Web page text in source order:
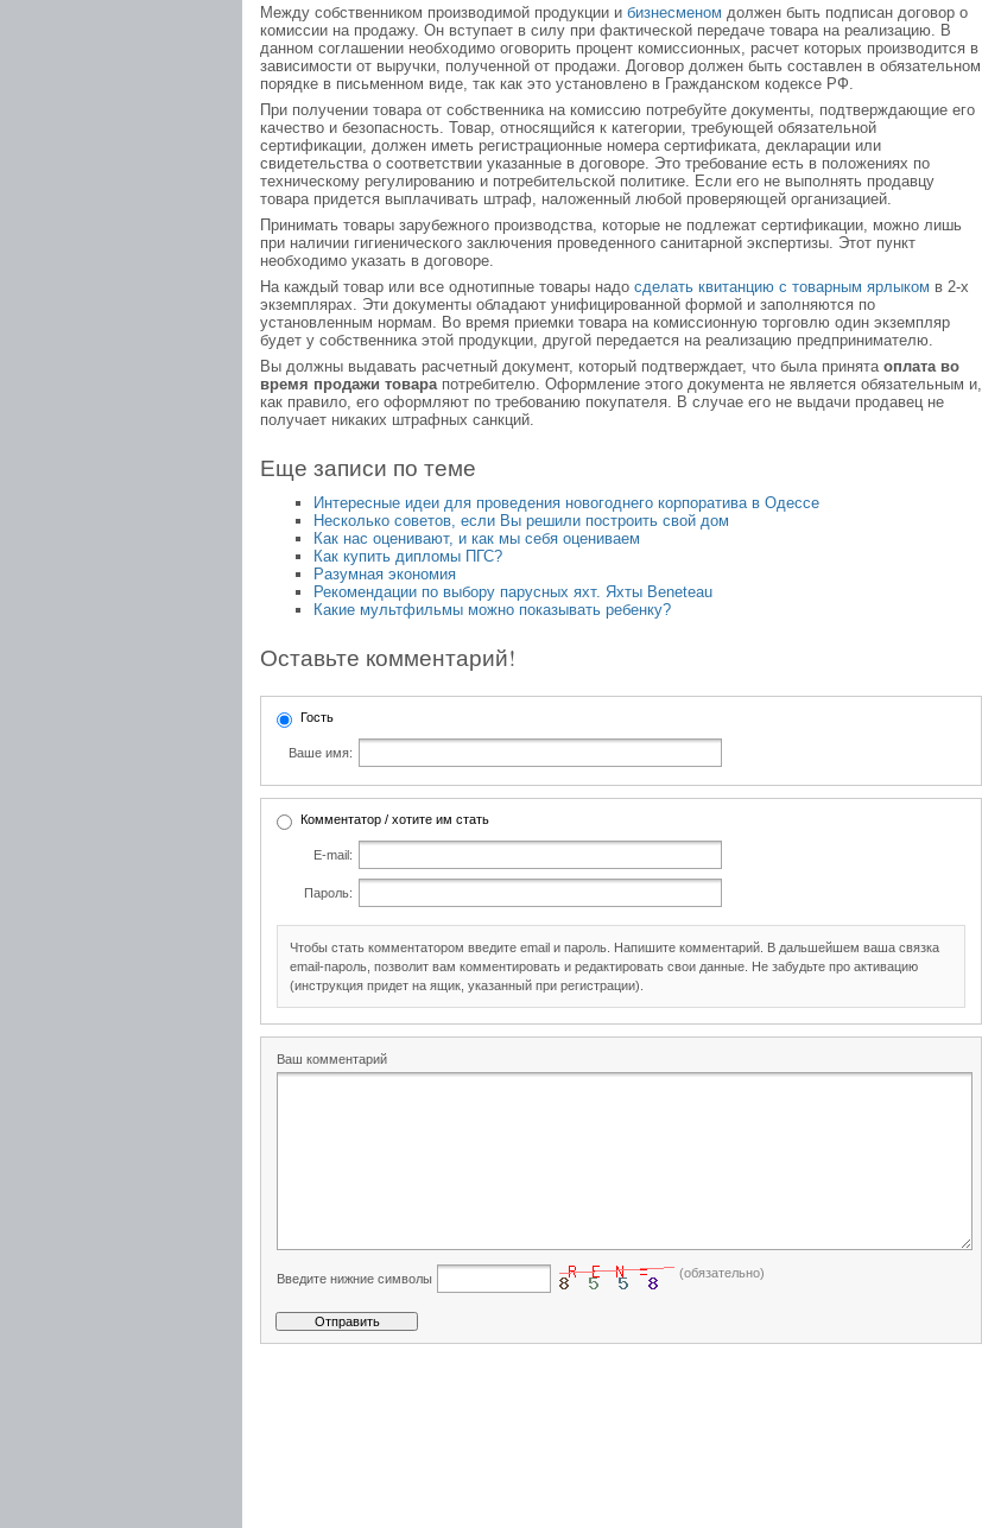
Между собственником производимой продукции и бизнесменом должен быть подписан договор о
комиссии на продажу. Он вступает в силу при фактической передаче товара на реализацию. В
данном соглашении необходимо оговорить процент комиссионных, расчет которых производится в
зависимости от выручки, полученной от продажи. Договор должен быть составлен в обязательном
порядке в письменном виде, так как это установлено в Гражданском кодексе РФ.
При получении товара от собственника на комиссию потребуйте документы, подтверждающие его
качество и безопасность. Товар, относящийся к категории, требующей обязательной
сертификации, должен иметь регистрационные номера сертификата, декларации или
свидетельства о соответствии указанные в договоре. Это требование есть в положениях по
техническому регулированию и потребительской политике. Если его не выполнять продавцу
товара придется выплачивать штраф, наложенный любой проверяющей организацией.
Принимать товары зарубежного производства, которые не подлежат сертификации, можно лишь
при наличии гигиенического заключения проведенного санитарной экспертизы. Этот пункт
необходимо указать в договоре.
На каждый товар или все однотипные товары надо сделать квитанцию с товарным ярлыком в 2-х
экземплярах. Эти документы обладают унифицированной формой и заполняются по
установленным нормам. Во время приемки товара на комиссионную торговлю один экземпляр
будет у собственника этой продукции, другой передается на реализацию предпринимателю.
Вы должны выдавать расчетный документ, который подтверждает, что была принята оплата во
время продажи товарапотребителю. Оформление этого документа не является обязательным и,
как правило, его оформляют по требованию покупателя. В случае его не выдачи продавец не
получает никаких штрафных санкций.
Еще записи по теме
Интересные идеи для проведения новогоднего корпоратива в Одессе
Несколько советов, если Вы решили построить свой дом
Как нас оценивают, и как мы себя оцениваем
Как купить дипломы ПГС?
Разумная экономия
Рекомендации по выбору парусных яхт. Яхты Beneteau
Какие мультфильмы можно показывать ребенку?
Оставьте комментарий!
Гость
Ваше имя:
Комментатор / хотите им стать
E-mail:
Пароль:
Чтобы стать комментатором введите email и пароль. Напишите комментарий. В дальшейшем ваша связка
email-пароль, позволит вам комментировать и редактировать свои данные. Не забудьте про активацию
(инструкция придет на ящик, указанный при регистрации).
Ваш комментарий
Введите нижние символы (обязательно)